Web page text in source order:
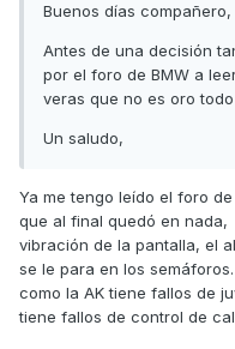
Buenos días compañero,
Antes de una decisión
por el foro de BMW a
veras que no es oro
Un saludo,
Ya me tengo leído el foro
que al final quedó en
vibración de la pantalla, el
se le para en los
como la AK tiene fallos de
tiene fallos de control de